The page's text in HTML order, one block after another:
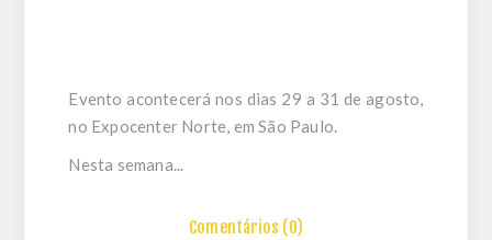
Evento acontecerá nos dias 29 a 31 de agosto,
no Expocenter Norte, em São Paulo.
Nesta semana...
Comentários (0)